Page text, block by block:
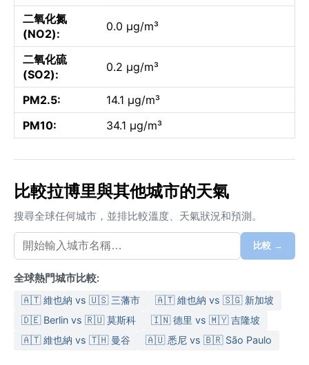
二氧化氮
(NO2):
0.0 µg/m³
二氧化硫
(SO2):
0.2 µg/m³
PM2.5:
14.1 µg/m³
PM10:
34.1 µg/m³
比較拉博里與其他城市的天氣
搜尋全球任何城市，並排比較溫度、天氣狀況和預測。
比較 →
全球熱門城市比較:
🇦🇹 維也納 vs 🇺🇸 三藩市
🇦🇹 維也納 vs 🇸🇬 新加坡
🇩🇪 Berlin vs 🇷🇺 莫斯科
🇮🇳 德里 vs 🇲🇾 吉隆坡
🇦🇹 維也納 vs 🇹🇭 曼谷
🇦🇺 悉尼 vs 🇧🇷 São Paulo